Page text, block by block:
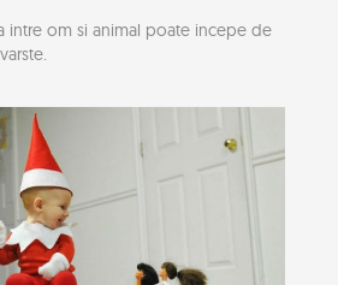
intre om si animal poate incepe de